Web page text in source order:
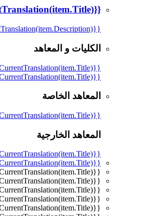
{{mmc.getCurrentTranslation(item.Title)}}
{{mmc.getCurrentTranslation(item.Description)}}
الكليات و المعاهد
{{mmc.getCurrentTranslation(item.Title)}}
{{mmc.getCurrentTranslation(item.Title)}}
المعاهد الخاصة
{{mmc.getCurrentTranslation(item.Title)}}
المعاهد الخارجية
{{mmc.getCurrentTranslation(item.Title)}}
{{mmc.getCurrentTranslation(item.Title)}}
{{mmc.getCurrentTranslation(item.Title)}}
{{mmc.getCurrentTranslation(item.Title)}}
{{mmc.getCurrentTranslation(item.Title)}}
{{mmc.getCurrentTranslation(item.Title)}}
{{mmc.getCurrentTranslation(item.Title)}}